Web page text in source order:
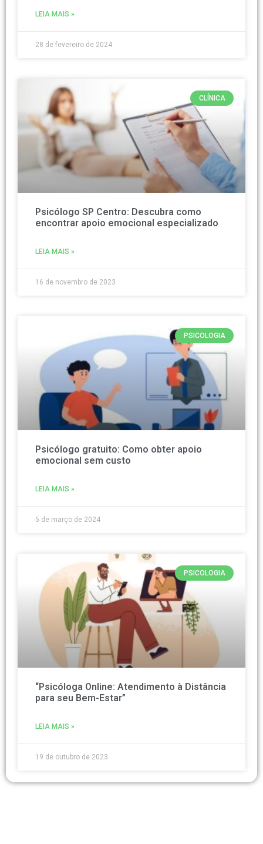
LEIA MAIS »
28 de fevereiro de 2024
CLÍNICA
Psicólogo SP Centro: Descubra como
encontrar apoio emocional especializado
LEIA MAIS »
16 de novembro de 2023
PSICOLOGIA
Psicólogo gratuito: Como obter apoio
emocional sem custo
LEIA MAIS »
5 de março de 2024
PSICOLOGIA
“Psicóloga Online: Atendimento à Distância
para seu Bem-Estar”
LEIA MAIS »
19 de outubro de 2023